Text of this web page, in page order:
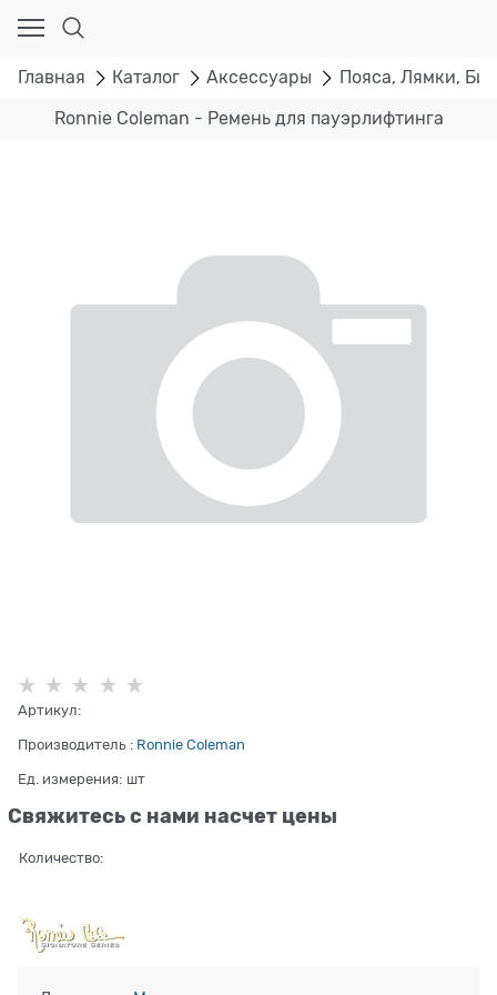
Главная Каталог Аксессуары Пояса, Лямки,
Ronnie Coleman - Ремень для пауэрлифтинга
Артикул:
Производитель : Ronnie Coleman
Ед. измерения: шт
Свяжитесь с нами насчет цены
Количество: